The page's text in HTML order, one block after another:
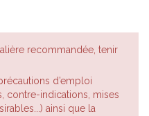
recommandée, tenir
d’emploi
contre-indications, mises
ainsi que la